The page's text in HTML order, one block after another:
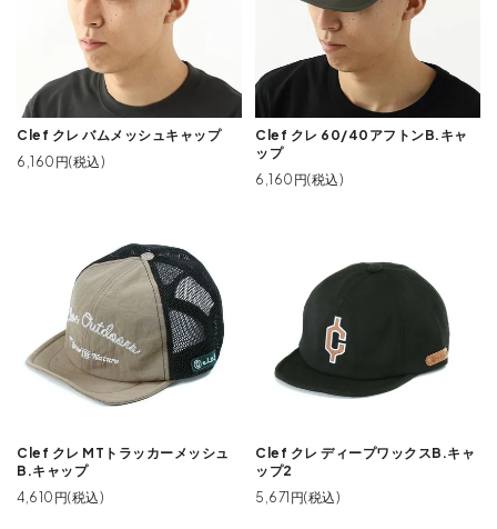
Clef クレ バムメッシュキャップ
6,160円(税込)
Clef クレ 60/40アフトンB.キャ
ップ
6,160円(税込)
Clef クレ MTトラッカーメッシュ
B.キャップ
4,610円(税込)
Clef クレ ディープワックスB.キャ
ップ2
5,671円(税込)